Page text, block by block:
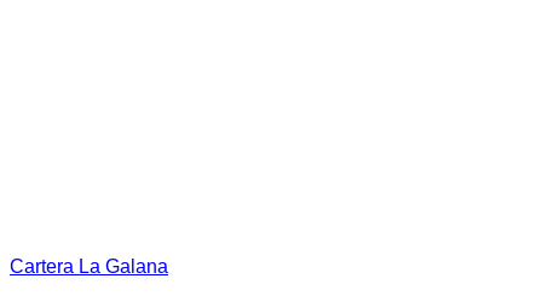
Cartera La Galana